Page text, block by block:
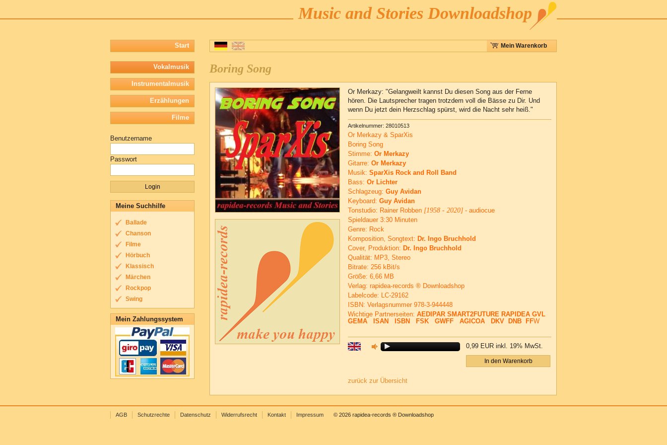
Music and Stories Downloadshop
Mein Warenkorb
Start
Vokalmusik
Instrumentalmusik
Erzählungen
Filme
Benutzername
Passwort
Meine Suchhilfe
Ballade
Chanson
Filme
Hörbuch
Klassisch
Märchen
Rockpop
Swing
Mein Zahlungssystem
Boring Song
Or Merkazy: "Gelangweilt kannst Du diesen Song aus der Ferne
hören. Die Lautsprecher tragen trotzdem voll die Bässe zu Dir. Und
wenn Du jetzt dein Herzschlag spürst, wird die Nacht sehr heiß."
Artikelnummer: 28010513
Or Merkazy & SparXis
Boring Song
Stimme: Or Merkazy
Gitarre: Or Merkazy
Musik: SparXis Rock and Roll Band
Bass: Or Lichter
Schlagzeug: Guy Avidan
Keyboard: Guy Avidan
Tonstudio: Rainer Robben [1958 - 2020] - audiocue
Spieldauer 3:30 Minuten
Genre: Rock
Komposition, Songtext: Dr. Ingo Bruchhold
Cover, Produktion: Dr. Ingo Bruchhold
Qualität: MP3, Stereo
Bitrate: 256 kBit/s
Größe: 6,66 MB
Verlag: rapidea-records ® Downloadshop
Labelcode: LC-29162
ISBN: Verlagsnummer 978-3-944448
Wichtige Partnerseiten: AEDIPAR SMART2FUTURE RAPIDEA GVL
GEMA
ISAN ISBN FSK GWFF AGICOA DKV DNB FFW
0,99 EUR inkl. 19% MwSt.
zurück zur Übersicht
AGB Schutzrechte Datenschutz Widerrufsrecht Kontakt Impressum © 2026 rapidea-records ® Downloadshop